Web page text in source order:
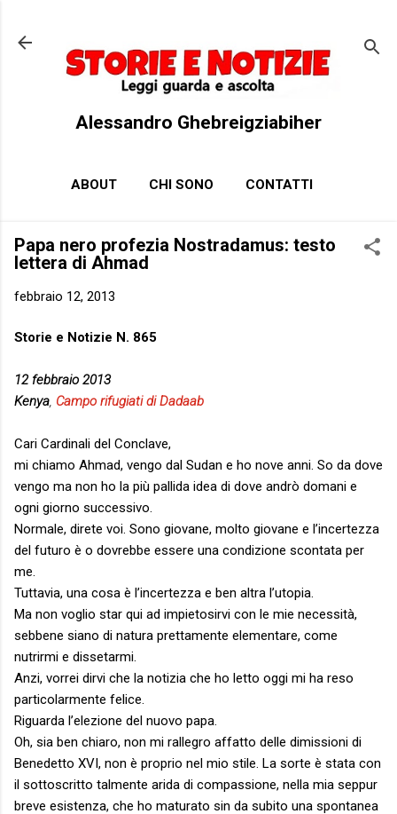
Alessandro Ghebreigziabiher
ABOUT CHI SONO CONTATTI
Papa nero profezia Nostradamus: testo
lettera di Ahmad
febbraio 12, 2013
Storie e Notizie N. 865
12 febbraio 2013
Kenya, Campo rifugiati di Dadaab
Cari Cardinali del Conclave,
mi chiamo Ahmad, vengo dal Sudan e ho nove anni. So da dove
vengo ma non ho la più pallida idea di dove andrò domani e
ogni giorno successivo.
Normale, direte voi. Sono giovane, molto giovane e l’incertezza
del futuro è o dovrebbe essere una condizione scontata per
me.
Tuttavia, una cosa è l’incertezza e ben altra l’utopia.
Ma non voglio star qui ad impietosirvi con le mie necessità,
sebbene siano di natura prettamente elementare, come
nutrirmi e dissetarmi.
Anzi, vorrei dirvi che la notizia che ho letto oggi mi ha reso
particolarmente felice.
Riguarda l’elezione del nuovo papa.
Oh, sia ben chiaro, non mi rallegro affatto delle dimissioni di
Benedetto XVI, non è proprio nel mio stile. La sorte è stata con
il sottoscritto talmente arida di compassione, nella mia seppur
breve esistenza, che ho maturato sin da subito una spontanea